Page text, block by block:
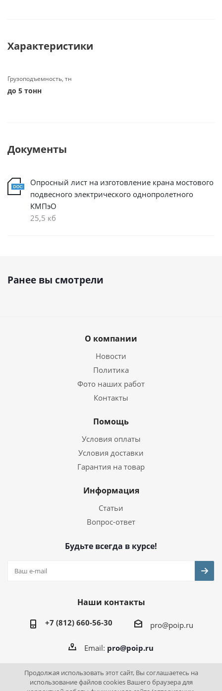
Характеристики
Грузоподъемность, тн
до 5 тонн
Документы
Опросный лист на изготовление крана мостового
подвесного электрического однопролетного
КМПэО
25,5 кб
Ранее вы смотрели
О компании
Новости
Политика
Фото наших работ
Контакты
Помощь
Условия оплаты
Условия доставки
Гарантия на товар
Информация
Статьи
Вопрос-ответ
Будьте всегда в курсе!
Наши контакты
+7 (812) 660-56-30 pro@poip.ru
Email: pro@poip.ru
Продолжая использовать этот сайт, Вы соглашаетесь на
использование файлов cookies Вашего браузера для